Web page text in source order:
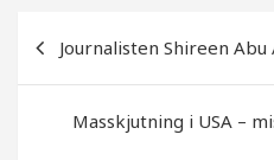
o
o
k
Journalisten Shireen
Masskjutning i USA –